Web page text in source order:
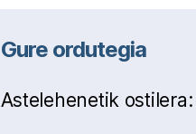
Gure ordutegia
Astelehenetik